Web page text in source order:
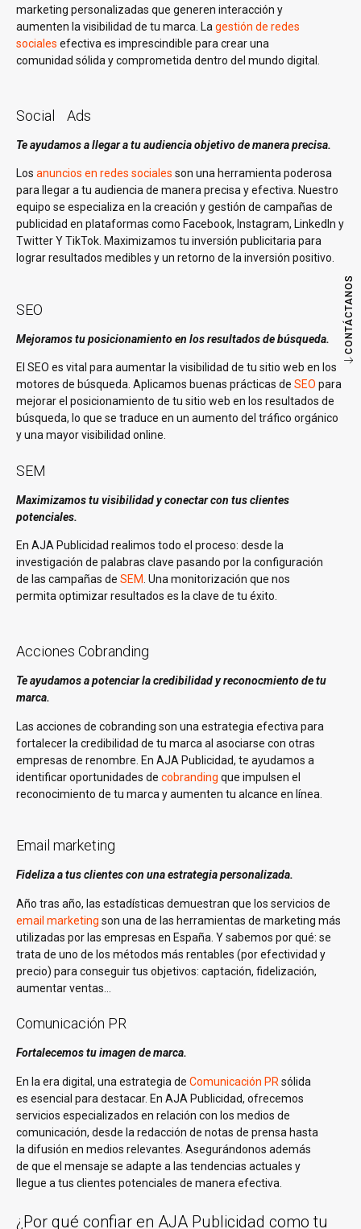
CONTÁCTANOS
marketing personalizadas que generen interacción y
aumenten la visibilidad de tu marca. La gestión de redes
sociales efectiva es imprescindible para crear una
comunidad sólida y comprometida dentro del mundo digital.
Social Ads
Te ayudamos a llegar a tu audiencia objetivo de manera precisa.
Los anuncios en redes sociales son una herramienta poderosa
para llegar a tu audiencia de manera precisa y efectiva. Nuestro
equipo se especializa en la creación y gestión de campañas de
publicidad en plataformas como Facebook, Instagram, LinkedIn y
Twitter Y TikTok. Maximizamos tu inversión publicitaria para
lograr resultados medibles y un retorno de la inversión positivo.
SEO
Mejoramos tu posicionamiento en los resultados de búsqueda.
El SEO es vital para aumentar la visibilidad de tu sitio web en los
motores de búsqueda. Aplicamos buenas prácticas de SEO para
mejorar el posicionamiento de tu sitio web en los resultados de
búsqueda, lo que se traduce en un aumento del tráfico orgánico
y una mayor visibilidad online.
SEM
Maximizamos tu visibilidad y conectar con tus clientes
potenciales.
En AJA Publicidad realimos todo el proceso: desde la
investigación de palabras clave pasando por la configuración
de las campañas de SEM. Una monitorización que nos
permita optimizar resultados es la clave de tu éxito.
Acciones Cobranding
Te ayudamos a potenciar la credibilidad y reconocmiento de tu
marca.
Las acciones de cobranding son una estrategia efectiva para
fortalecer la credibilidad de tu marca al asociarse con otras
empresas de renombre. En AJA Publicidad, te ayudamos a
identificar oportunidades de cobranding que impulsen el
reconocimiento de tu marca y aumenten tu alcance en línea.
Email marketing
Fideliza a tus clientes con una estrategia personalizada.
Año tras año, las estadísticas demuestran que los servicios de
email marketing son una de las herramientas de marketing más
utilizadas por las empresas en España. Y sabemos por qué: se
trata de uno de los métodos más rentables (por efectividad y
precio) para conseguir tus objetivos: captación, fidelización,
aumentar ventas…
Comunicación PR
Fortalecemos tu imagen de marca.
En la era digital, una estrategia de Comunicación PR sólida
es esencial para destacar. En AJA Publicidad, ofrecemos
servicios especializados en relación con los medios de
comunicación, desde la redacción de notas de prensa hasta
la difusión en medios relevantes. Asegurándonos además
de que el mensaje se adapte a las tendencias actuales y
llegue a tus clientes potenciales de manera efectiva.
¿Por qué confiar en AJA Publicidad como tu